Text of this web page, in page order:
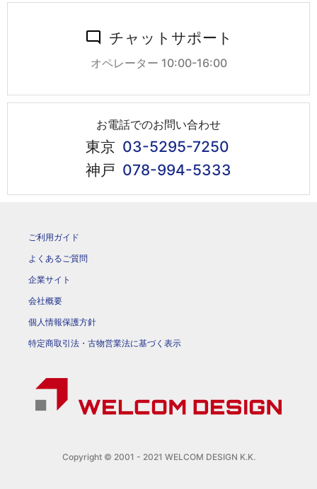
チャットサポート
オペレーター 10:00-16:00
お電話でのお問い合わせ
東京 03-5295-7250
神戸 078-994-5333
ご利用ガイド
よくあるご質問
企業サイト
会社概要
個人情報保護方針
特定商取引法・古物営業法に基づく表示
Copyright © 2001 - 2021 WELCOM DESIGN K.K.